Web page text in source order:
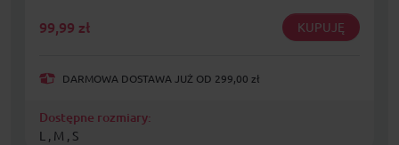
99,99 zł KUPUJĘ
DARMOWA DOSTAWA JUŻ OD 299,00 zł
Dostępne rozmiary:
L , M , S